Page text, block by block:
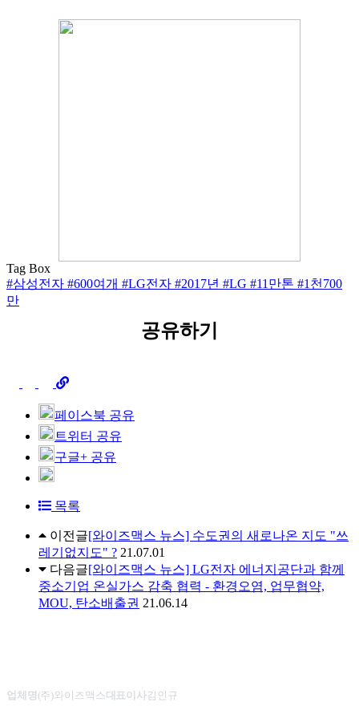
Tag Box
#삼성전자 #600여개 #LG전자 #2017년 #LG #11만톤 #1천700
만
공유하기
페이스북 공유
트위터 공유
구글+ 공유
목록
이전글[와이즈맥스 뉴스] 수도권의 새로나온 지도 "쓰
레기없지도" ? 21.07.01
다음글[와이즈맥스 뉴스] LG전자 에너지공단과 함께
중소기업 온실가스 감축 협력 - 환경오염, 업무협약,
MOU, 탄소배출권 21.06.14
업체명 (주)와이즈맥스대표이사김인규